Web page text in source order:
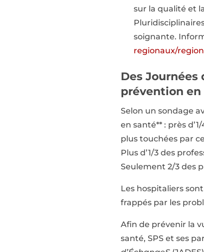
sur la qualité et
soignante.
regionaux/
Des Journées
prévention en
Selon un sondage
en santé** : près
plus touchées par
Plus d’1/3 des
Seulement 2/3 des
Les hospitaliers
frappés par les
Afin de prévenir la
santé, SPS et ses